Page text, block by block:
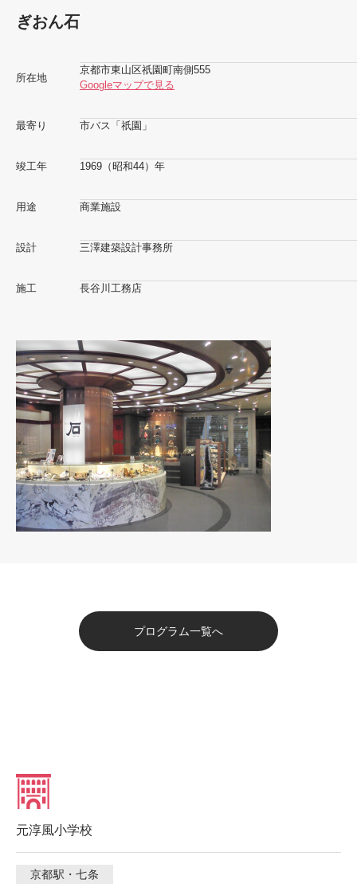
ぎおん石
所在地
京都市東山区祇園町南側555
Googleマップで見る
最寄り 市バス「祇園」
竣工年 1969（昭和44）年
用途 商業施設
設計 三澤建築設計事務所
施工 長谷川工務店
プログラム一覧へ
元淳風小学校
京都駅・七条